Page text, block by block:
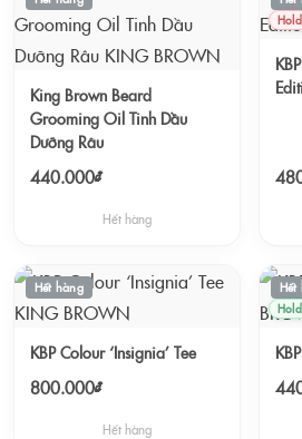
King Brown Beard
Grooming Oil Tinh Dầu
Dưỡng Râu
440.000₫
Hết hàng
Hết hàng
KBP Colour ‘Insignia’ Tee
800.000₫
Hết hàng
Hết